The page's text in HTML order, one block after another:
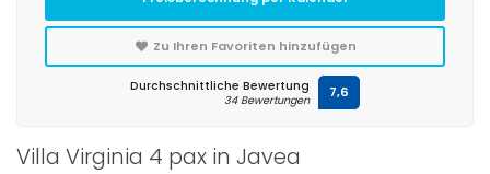
Villa Virginia 4 pax in Javea
Zu Ihren Favoriten hinzufügen
Durchschnittliche Bewertung
34 Bewertungen 7,6